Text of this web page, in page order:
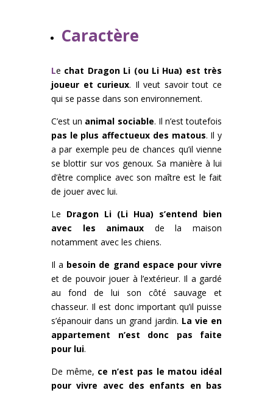
Caractère
Le chat Dragon Li (ou Li Hua) est très
joueur et curieux. Il veut savoir tout ce
qui se passe dans son environnement.
C’est un animal sociable. Il n’est toutefois
pas le plus affectueux des matous. Il y
a par exemple peu de chances qu’il vienne
se blottir sur vos genoux. Sa manière à lui
d’être complice avec son maître est le fait
de jouer avec lui.
Le Dragon Li (Li Hua) s’entend bien
avec les animaux de la maison
notamment avec les chiens.
Il a besoin de grand espace pour vivre
et de pouvoir jouer à l’extérieur. Il a gardé
au fond de lui son côté sauvage et
chasseur. Il est donc important qu’il puisse
s’épanouir dans un grand jardin. La vie en
appartement n’est donc pas faite
pour lui.
De même, ce n’est pas le matou idéal
pour vivre avec des enfants en bas